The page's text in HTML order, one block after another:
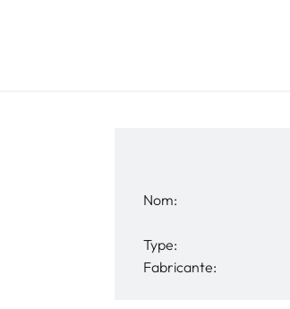
Nom:
Type:
Fabricante: